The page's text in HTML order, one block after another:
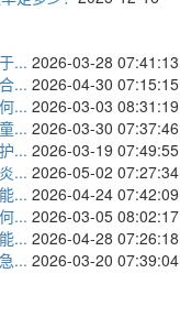
... 2026-03-28 07:41:13
... 2026-04-30 07:15:15
... 2026-03-03 08:31:19
... 2026-03-30 07:37:46
... 2026-03-19 07:49:55
... 2026-05-02 07:27:34
... 2026-04-24 07:42:09
... 2026-03-05 08:02:17
... 2026-04-28 07:26:18
... 2026-03-20 07:39:04